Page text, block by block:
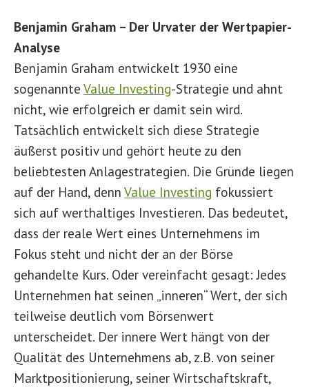
Benjamin Graham – Der Urvater der Wertpapier-
Analyse
Benjamin Graham entwickelt 1930 eine
sogenannte Value Investing-Strategie und ahnt
nicht, wie erfolgreich er damit sein wird.
Tatsächlich entwickelt sich diese Strategie
äußerst positiv und gehört heute zu den
beliebtesten Anlagestrategien. Die Gründe liegen
auf der Hand, denn Value Investing fokussiert
sich auf werthaltiges Investieren. Das bedeutet,
dass der reale Wert eines Unternehmens im
Fokus steht und nicht der an der Börse
gehandelte Kurs. Oder vereinfacht gesagt: Jedes
Unternehmen hat seinen „inneren“ Wert, der sich
teilweise deutlich vom Börsenwert
unterscheidet. Der innere Wert hängt von der
Qualität des Unternehmens ab, z.B. von seiner
Marktpositionierung, seiner Wirtschaftskraft,